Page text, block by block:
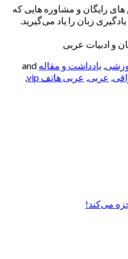
های رایگان و مشاوره هایی که
زبان را یاد می‌گیرید.
و ادبیات عربی
, یادداشت‌ و مقاله and
, عربی, عربی هاتف vip
,
می‌کند!